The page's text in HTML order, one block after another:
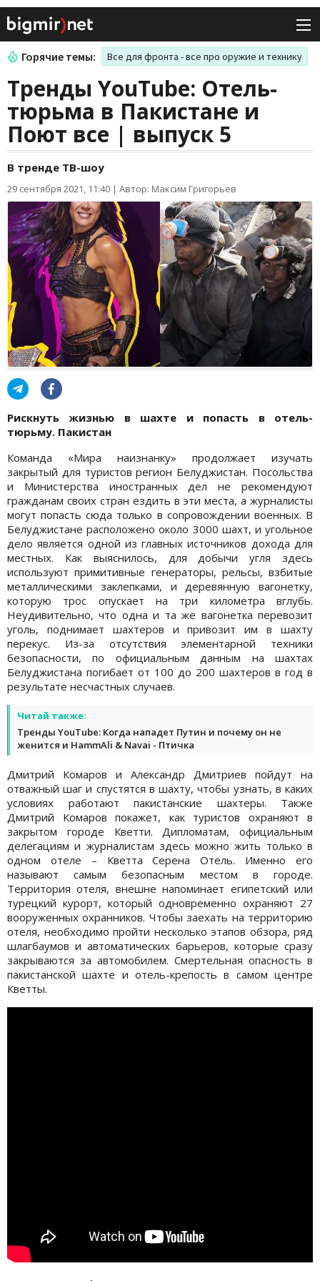
Горячие темы: Все для фронта - все про оружие и технику
Тренды YouTube: Отель-
тюрьма в Пакистане и
Поют все | выпуск 5
В тренде ТВ-шоу
29 сентября 2021, 11:40 | Автор: Максим Григорьев
Рискнуть жизнью в шахте и попасть в отель-
тюрьму. Пакистан
Команда «Мира наизнанку» продолжает изучать
закрытый для туристов регион Белуджистан. Посольства
и Министерства иностранных дел не рекомендуют
гражданам своих стран ездить в эти места, а журналисты
могут попасть сюда только в сопровождении военных. В
Белуджистане расположено около 3000 шахт, и угольное
дело является одной из главных источников дохода для
местных. Как выяснилось, для добычи угля здесь
используют примитивные генераторы, рельсы, взбитые
металлическими заклепками, и деревянную вагонетку,
которую трос опускает на три километра вглубь.
Неудивительно, что одна и та же вагонетка перевозит
уголь, поднимает шахтеров и привозит им в шахту
перекус. Из-за отсутствия элементарной техники
безопасности, по официальным данным на шахтах
Белуджистана погибает от 100 до 200 шахтеров в год в
результате несчастных случаев.
Читай также:
Тренды YouTube: Когда нападет Путин и почему он не
женится и HammAli & Navai - Птичка
Дмитрий Комаров и Александр Дмитриев пойдут на
отважный шаг и спустятся в шахту, чтобы узнать, в каких
условиях работают пакистанские шахтеры. Также
Дмитрий Комаров покажет, как туристов охраняют в
закрытом городе Кветти. Дипломатам, официальным
делегациям и журналистам здесь можно жить только в
одном отеле – Кветта Серена Отель. Именно его
называют самым безопасным местом в городе.
Территория отеля, внешне напоминает египетский или
турецкий курорт, который одновременно охраняют 27
вооруженных охранников. Чтобы заехать на территорию
отеля, необходимо пройти несколько этапов обзора, ряд
шлагбаумов и автоматических барьеров, которые сразу
закрываются за автомобилем. Смертельная опасность в
пакистанской шахте и отель-крепость в самом центре
Кветты.